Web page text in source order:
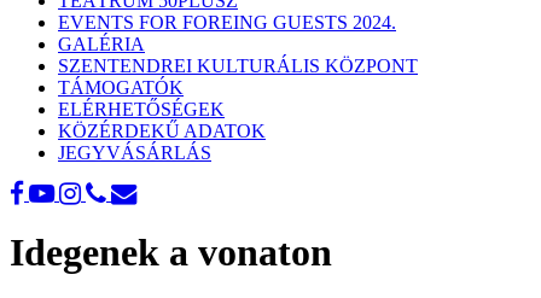
EVENTS FOR FOREING GUESTS 2024.
GALÉRIA
SZENTENDREI KULTURÁLIS KÖZPONT
TÁMOGATÓK
ELÉRHETŐSÉGEK
KÖZÉRDEKŰ ADATOK
JEGYVÁSÁRLÁS
Idegenek a vonaton